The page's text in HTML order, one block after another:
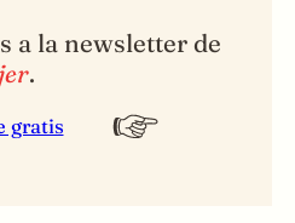
a la newsletter de
.
gratis